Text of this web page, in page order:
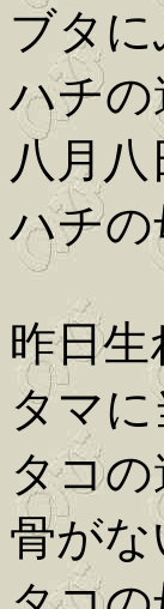
ブタ
ハチ
八月
ハチ
昨日
タマ
タコ
骨が